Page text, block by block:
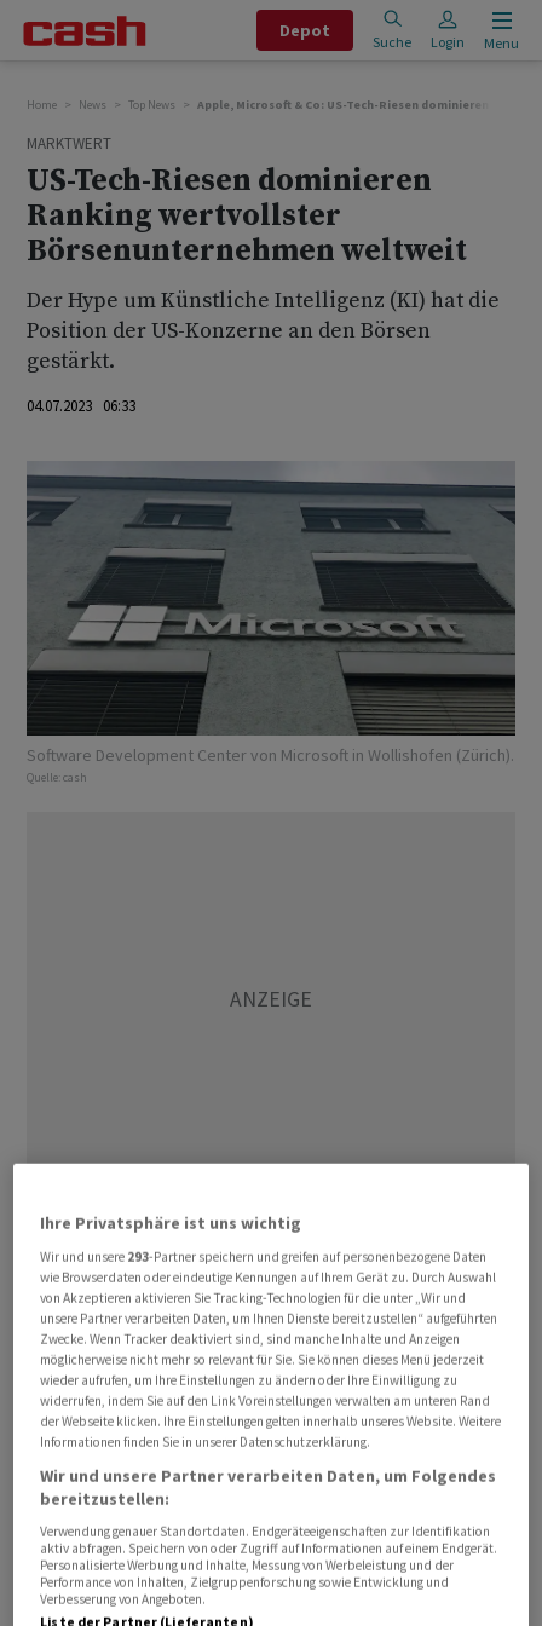
Depot
Suche Login Menu
Home News Top News Apple, Microsoft & Co: US-Tech-Riesen dominieren
MARKTWERT
US-Tech-Riesen dominieren
Ranking wertvollster
Börsenunternehmen weltweit
Der Hype um Künstliche Intelligenz (KI) hat die
Position der US-Konzerne an den Börsen
gestärkt.
04.07.2023 06:33
Software Development Center von Microsoft in Wollishofen (Zürich).
Quelle: cash
An der Spitze der 100 wertvollsten börsennotierten
Firmen der Welt steht erneutApplemit einem Wert von
gut 3 Billionen Dollar zum Stichtag 30. Juni, wie aus
einer Auswertung des Prüfungs- und
Beratungsunternehmens EY hervorgeht, die der
Deutschen Presse-Agentur vorliegt. Auf Platz zwei folgt
Microsoftmit rund 2,5 Billionen Dollar. Zwei deutsche
Konzerne schafften es immerhin wieder unter die Top
100.
Der deutsche Software-KonzernSAPkam mit einem
Börsenwert von 159 Milliarden Dollar auf Rang 71 (Ende
2022: Rang 106),Siemenskletterte mit gut 132
Milliarden Dollar von Platz 115 auf Rang 91. Der
Ihre Privatsphäre ist uns wichtig
Wir und unsere 293-Partner speichern und greifen auf personenbezogene Daten
wie Browserdaten oder eindeutige Kennungen auf Ihrem Gerät zu. Durch Auswahl
von Akzeptieren aktivieren Sie Tracking-Technologien für die unter „Wir und
unsere Partner verarbeiten Daten, um Ihnen Dienste bereitzustellen“ aufgeführten
Zwecke. Wenn Tracker deaktiviert sind, sind manche Inhalte und Anzeigen
möglicherweise nicht mehr so relevant für Sie. Sie können dieses Menü jederzeit
wieder aufrufen, um Ihre Einstellungen zu ändern oder Ihre Einwilligung zu
widerrufen, indem Sie auf den Link Voreinstellungen verwalten am unteren Rand
der Webseite klicken. Ihre Einstellungen gelten innerhalb unseres Website. Weitere
Informationen finden Sie in unserer Datenschutzerklärung.
Wir und unsere Partner verarbeiten Daten, um Folgendes
bereitzustellen:
Verwendung genauer Standortdaten. Endgeräteeigenschaften zur Identifikation
aktiv abfragen. Speichern von oder Zugriff auf Informationen auf einem Endgerät.
Personalisierte Werbung und Inhalte, Messung von Werbeleistung und der
Performance von Inhalten, Zielgruppenforschung sowie Entwicklung und
Verbesserung von Angeboten.
Liste der Partner (Lieferanten)